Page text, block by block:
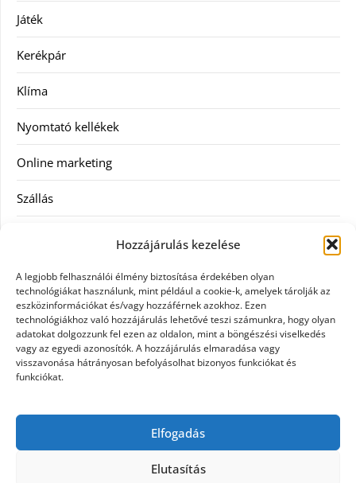
Hozzájárulás kezelése
A legjobb felhasználói élmény biztosítása érdekében olyan
technológiákat használunk, mint például a cookie-k, amelyek tárolják az
eszközinformációkat és/vagy hozzáférnek azokhoz. Ezen
technológiákhoz való hozzájárulás lehetővé teszi számunkra, hogy olyan
adatokat dolgozzunk fel ezen az oldalon, mint a böngészési viselkedés
vagy az egyedi azonosítók. A hozzájárulás elmaradása vagy
visszavonása hátrányosan befolyásolhat bizonyos funkciókat és
funkciókat.
Elfogadás
Elutasítás
Játék
Kerékpár
Klíma
Nyomtató kellékek
Online marketing
Szállás
Szellőztető
Szolgáltatás
Táskák
Utazás
Vásárlás
Webáruházak